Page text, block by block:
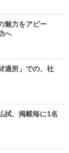
魅力をアピー
へ
適所」での、社
拭、掲載毎に1名